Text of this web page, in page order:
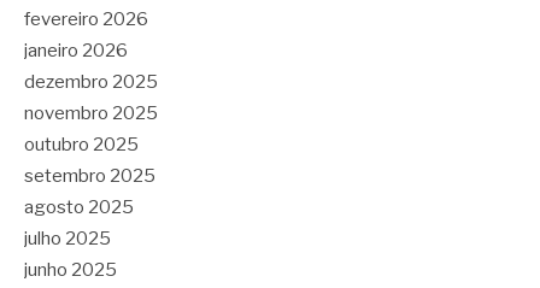
fevereiro 2026
janeiro 2026
dezembro 2025
novembro 2025
outubro 2025
setembro 2025
agosto 2025
julho 2025
junho 2025